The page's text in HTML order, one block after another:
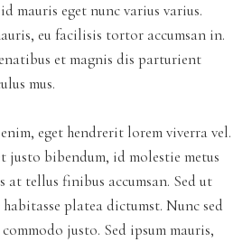
mauris eget nunc varius varius.
eu facilisis tortor accumsan in.
et magnis dis parturient
mus.
eget hendrerit lorem viverra vel.
justo bibendum, id molestie metus
at tellus finibus accumsan. Sed ut
platea dictumst. Nunc sed
justo. Sed ipsum mauris,